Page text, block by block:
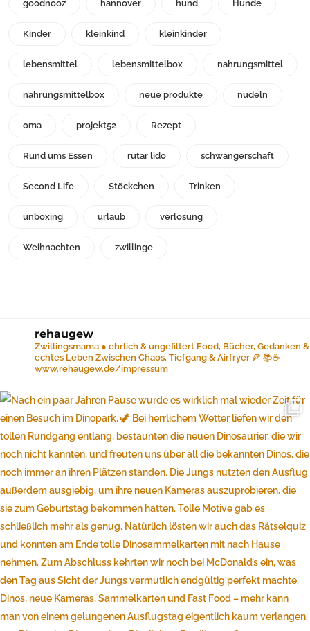
goodnooz hannover hund Hunde
Kinder kleinkind kleinkinder
lebensmittel lebensmittelbox nahrungsmittel
nahrungsmittelbox neue produkte nudeln
oma projekt52 Rezept
Rund ums Essen rutar lido schwangerschaft
Second Life Stöckchen Trinken
unboxing urlaub verlosung
Weihnachten zwillinge
rehaugew
Zwillingsmama ● ehrlich & ungefiltert Food, Bücher, Gedanken &
echtes Leben Zwischen Chaos, Tiefgang & Airfryer 🍕 📚☕️
www.rehaugew.de/impressum